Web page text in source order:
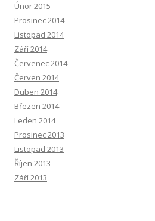
Únor 2015
Prosinec 2014
Listopad 2014
Září 2014
Červenec 2014
Červen 2014
Duben 2014
Březen 2014
Leden 2014
Prosinec 2013
Listopad 2013
Říjen 2013
Září 2013